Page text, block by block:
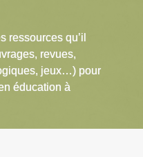
ressources qu’il
revues,
jeux…) pour
éducation à